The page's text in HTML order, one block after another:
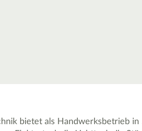
bietet als Handwerksbetrieb in